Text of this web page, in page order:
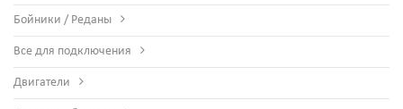
Бойники / Реданы
Все для подключения
Двигатели